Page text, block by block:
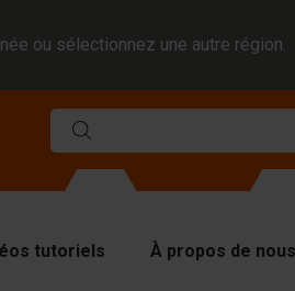
ou sélectionnez une autre région.
tutoriels À propos de nous